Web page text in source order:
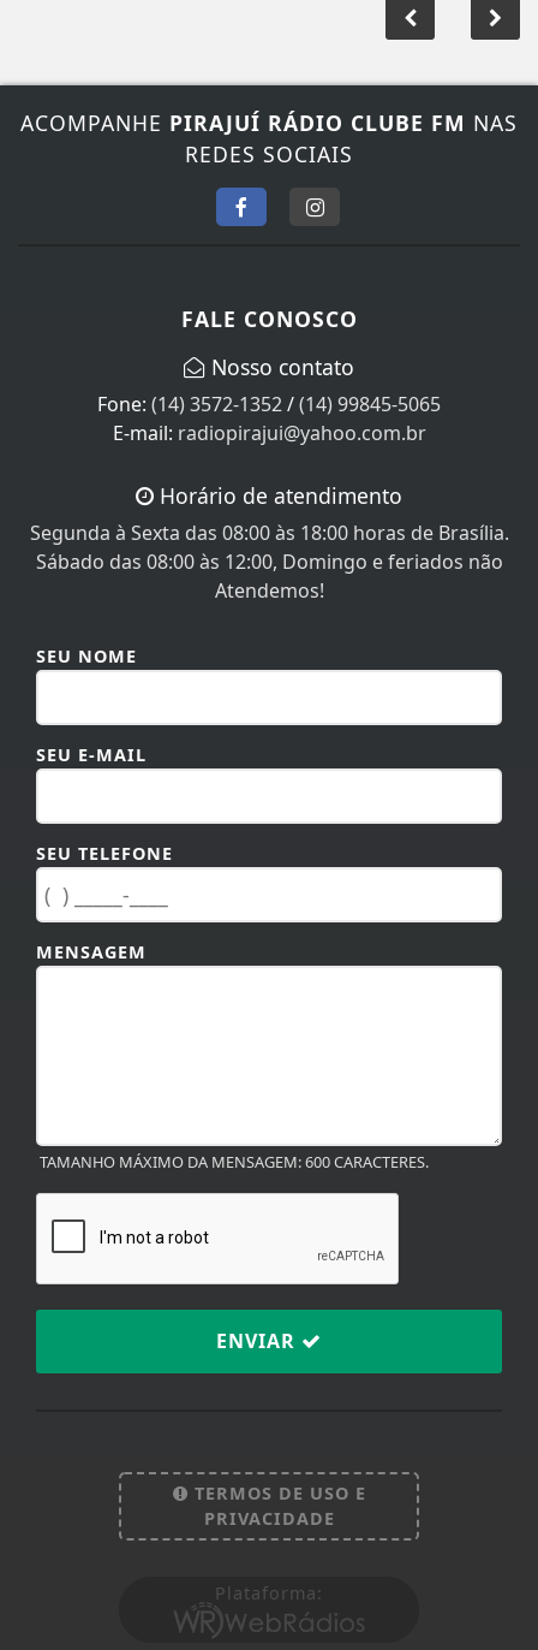
ACOMPANHE PIRAJUÍ RÁDIO CLUBE FM NAS
REDES SOCIAIS
FALE CONOSCO
Nosso contato
Fone: (14) 3572-1352/(14) 99845-5065
E-mail: radiopirajui@yahoo.com.br
Horário de atendimento
Segunda à Sexta das 08:00 às 18:00 horas de Brasília.
Sábado das 08:00 às 12:00, Domingo e feriados não
Atendemos!
SEU NOME
SEU E-MAIL
SEU TELEFONE
MENSAGEM
TAMANHO MÁXIMO DA MENSAGEM: 600 CARACTERES.
ENVIAR
TERMOS DE USO E
PRIVACIDADE
Plataforma:
Esse site utiliza cookies para melhorar sua
experiência de navegação. Ao continuar o acesso,
entendemos que você concorda com nossos Termos
PARA MAIS INFORMAÇÕES,ACESSE NOSSOS TERMOS